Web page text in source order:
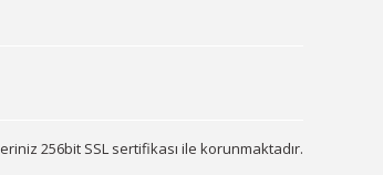
256bit SSL sertifikası ile korunmaktadır.